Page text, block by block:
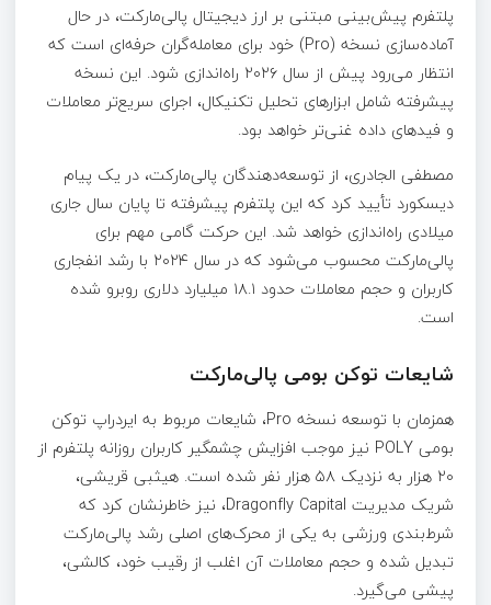
پلتفرم پیش‌بینی مبتنی بر ارز دیجیتال پالی‌مارکت، در حال
آماده‌سازی نسخه (Pro) خود برای معامله‌گران حرفه‌ای است که
انتظار می‌رود پیش از سال ۲۰۲۶ راه‌اندازی شود. این نسخه
پیشرفته شامل ابزارهای تحلیل تکنیکال، اجرای سریع‌تر معاملات
و فیدهای داده غنی‌تر خواهد بود.
مصطفی الجادری، از توسعه‌دهندگان پالی‌مارکت، در یک پیام
دیسکورد تأیید کرد که این پلتفرم پیشرفته تا پایان سال جاری
میلادی راه‌اندازی خواهد شد. این حرکت گامی مهم برای
پالی‌مارکت محسوب می‌شود که در سال ۲۰۲۴ با رشد انفجاری
کاربران و حجم معاملات حدود ۱۸.۱ میلیارد دلاری روبرو شده
است.
شایعات توکن بومی پالی‌مارکت
همزمان با توسعه نسخه Pro، شایعات مربوط به ایردراپ توکن
بومی POLY نیز موجب افزایش چشمگیر کاربران روزانه پلتفرم از
۲۰ هزار به نزدیک ۵۸ هزار نفر شده است. هیثبی قریشی،
شریک مدیریت Dragonfly Capital، نیز خاطرنشان کرد که
شرط‌بندی ورزشی به یکی از محرک‌های اصلی رشد پالی‌مارکت
تبدیل شده و حجم معاملات آن اغلب از رقیب خود، کالشی،
پیشی می‌گیرد.